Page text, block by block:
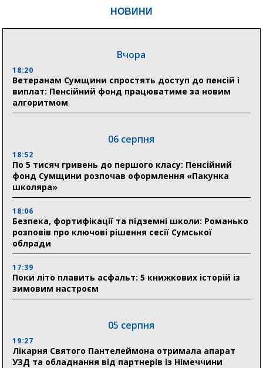
НОВИНИ
Вчора
18:20
Ветеранам Сумщини спростять доступ до пенсій і
виплат: Пенсійний фонд працюватиме за новим
алгоритмом
06 серпня
18:52
По 5 тисяч гривень до першого класу: Пенсійний
фонд Сумщини розпочав оформлення «Пакунка
школяра»
18:06
Безпека, фортифікації та підземні школи: Романько
розповів про ключові рішення сесії Сумської
облради
17:39
Поки літо плавить асфальт: 5 книжкових історій із
зимовим настроєм
05 серпня
19:27
Лікарня Святого Пантелеймона отримала апарат
УЗД та обладнання від партнерів із Німеччини